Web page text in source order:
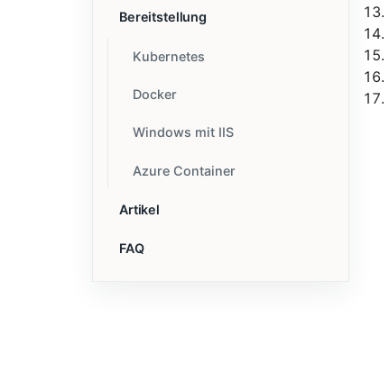
Bereitstellung
Kubernetes
Docker
Windows mit IIS
Azure Container
Artikel
FAQ